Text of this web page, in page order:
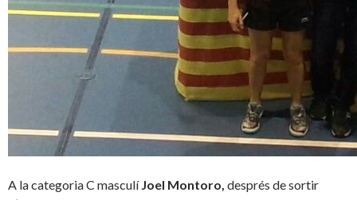
A la categoria C masculí Joel Montoro després de sortir